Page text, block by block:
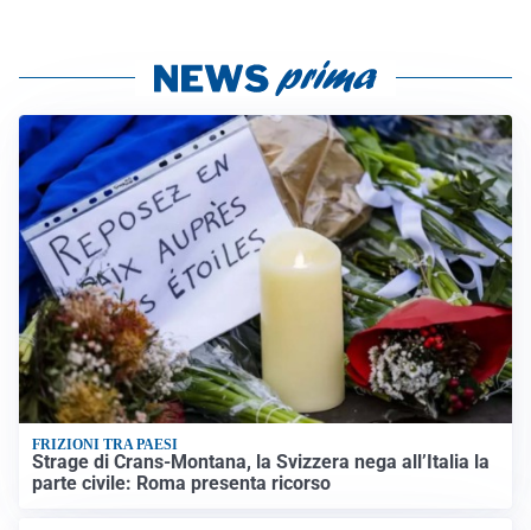
FRIZIONI TRA PAESI
Strage di Crans-Montana, la Svizzera nega all’Italia la
parte civile: Roma presenta ricorso